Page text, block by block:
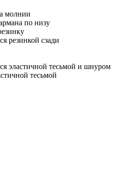
молнии
по низу
резинкой сзади
эластичной тесьмой и шнуром
тесьмой